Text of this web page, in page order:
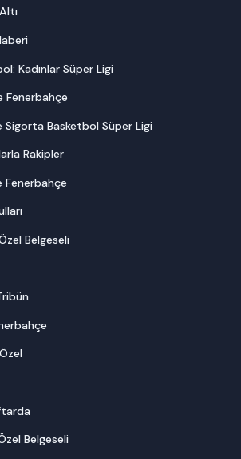
Kadınlar Süper Ligi
Fenerbahçe
Sigorta Basketbol Süper Ligi
Rakipler
Fenerbahçe
Belgeseli
Belgeseli